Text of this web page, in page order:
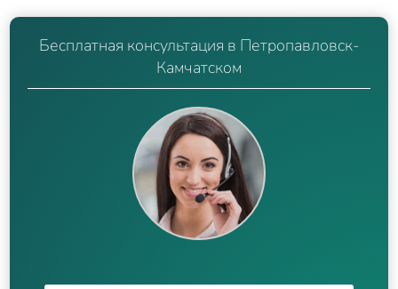
Бесплатная консультация в Петропавловск-
Камчатском